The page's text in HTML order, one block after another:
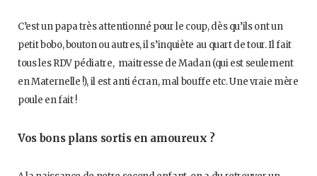
C’est un papa très attentionné pour le coup, dès qu’ils ont un
petit bobo, bouton ou autres, il s’inquiète au quart de tour. Il fait
tous les RDV pédiatre, maitresse de Madan (qui est seulement
en Maternelle !), il est anti écran, mal bouffe etc. Une vraie mère
poule en fait !
Vos bons plans sortis en amoureux ?